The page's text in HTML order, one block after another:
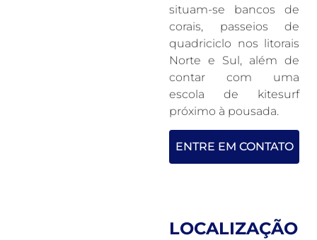
situam-se bancos de
corais, passeios de
quadriciclo nos litorais
Norte e Sul, além de
contar com uma
escola de kitesurf
próximo à pousada.
ENTRE EM CONTATO
LOCALIZAÇÃO